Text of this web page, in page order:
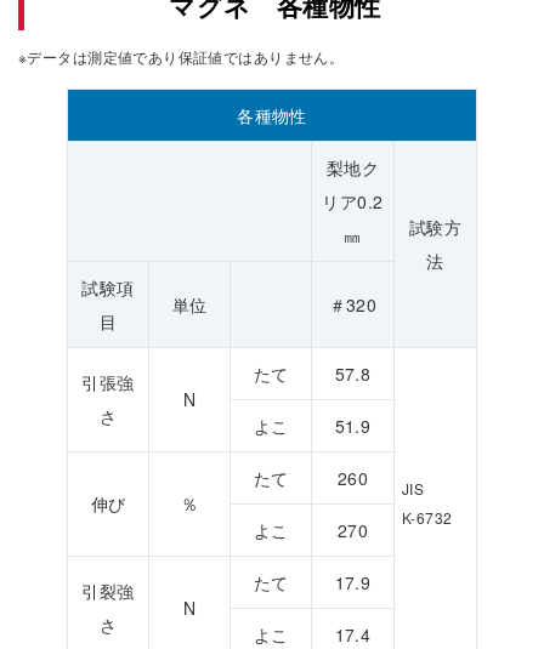
※データは測定値であり保証値ではありません。
各種物性
梨地ク
リア0.2
㎜
試験方
法
試験項
目
単位 ＃320
引張強
さ
N
たて 57.8
JIS
K-6732
よこ 51.9
伸び ％
たて 260
よこ 270
引裂強
さ
N
たて 17.9
よこ 17.4